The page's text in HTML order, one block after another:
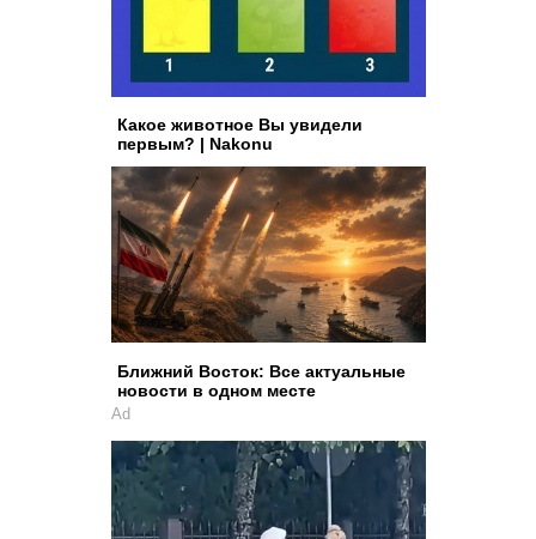
Какое животное Вы увидели
первым? | Nakonu
Ближний Восток: Все актуальные
новости в одном месте
Ad